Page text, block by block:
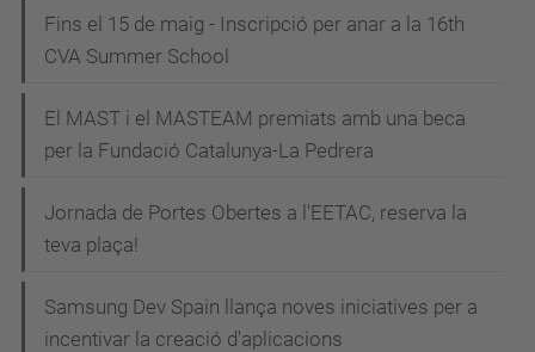
Fins el 15 de maig - Inscripció per anar a la 16th
CVA Summer School
El MAST i el MASTEAM premiats amb una beca
per la Fundació Catalunya-La Pedrera
Jornada de Portes Obertes a l'EETAC, reserva la
teva plaça!
Samsung Dev Spain llança noves iniciatives per a
incentivar la creació d'aplicacions